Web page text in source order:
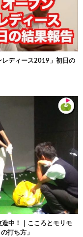
レディース2019」初日の
中！｜こころとモリモ
打ち方」